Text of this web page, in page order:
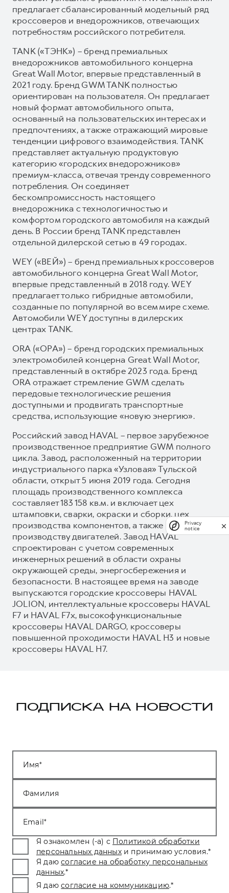
предлагает сбалансированный модельный ряд
кроссоверов и внедорожников, отвечающих
потребностям российского потребителя.
TANK («ТЭНК») – бренд премиальных
внедорожников автомобильного концерна
Great Wall Motor, впервые представленный в
2021 году. Бренд GWM TANK полностью
ориентирован на пользователя. Он предлагает
новый формат автомобильного опыта,
основанный на пользовательских интересах и
предпочтениях, а также отражающий мировые
тенденции цифрового взаимодействия. TANK
представляет актуальную продуктовую
категорию «городских внедорожников»
премиум-класса, отвечая тренду современного
потребления. Он соединяет
бескомпромиссность настоящего
внедорожника с технологичностью и
комфортом городского автомобиля на каждый
день. В России бренд TANK представлен
отдельной дилерской сетью в 49 городах.
WEY («ВЕЙ») – бренд премиальных кроссоверов
автомобильного концерна Great Wall Motor,
впервые представленный в 2018 году. WEY
предлагает только гибридные автомобили,
созданные по популярной во всем мире схеме.
Автомобили WEY доступны в дилерских
центрах TANK.
ORA («ОРА») – бренд городских премиальных
электромобилей концерна Great Wall Motor,
представленный в октябре 2023 года. Бренд
ORA отражает стремление GWM сделать
передовые технологические решения
доступными и продвигать транспортные
средства, использующие «новую энергию».
Российский завод HAVAL – первое зарубежное
производственное предприятие GWM полного
цикла. Завод, расположенный на территории
индустриального парка «Узловая» Тульской
области, открыт 5 июня 2019 года. Сегодня
площадь производственного комплекса
составляет 183 158 кв.м. и включает цех
штамповки, сварки, окраски и сборки, цех
производства компонентов, а также завод по
производству двигателей. Завод HAVAL
спроектирован с учетом современных
инженерных решений в области охраны
окружающей среды, энергосбережения и
безопасности. В настоящее время на заводе
выпускаются городские кроссоверы HAVAL
JOLION, интеллектуальные кроссоверы HAVAL
F7 и HAVAL F7x, высокофункциональные
кроссоверы HAVAL DARGO, кроссоверы
повышенной проходимости HAVAL H3 и новые
кроссоверы HAVAL H7.
ПОДПИСКА НА НОВОСТИ
Имя
Фамилия
Email
Я ознакомлен (-а) с Политикой обработки
персональных данных и принимаю условия.*
Я даю согласие на обработку персональных
данных.*
Я даю согласие на коммуникацию.*
Privacy
notice